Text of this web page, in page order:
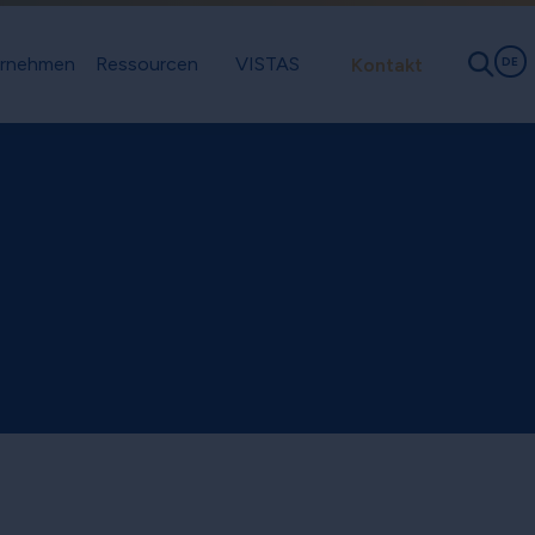
DE
Ressourcen VISTAS Kontakt